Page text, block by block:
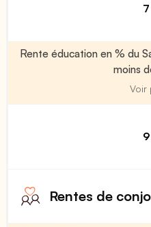
Rente éducation en % du
moins
Voir
Rentes de